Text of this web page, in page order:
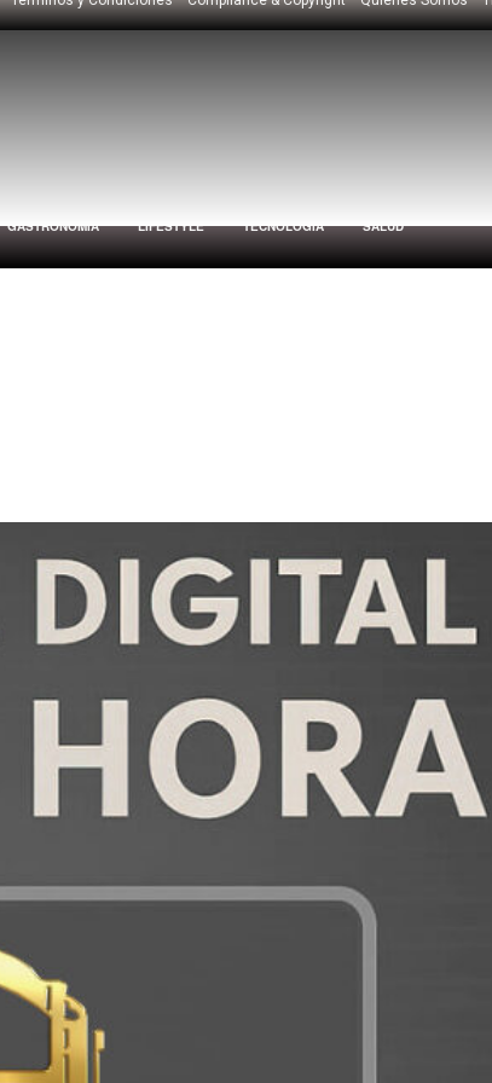
GASTRONOMÍA LIFESTYLE TECNOLOGÍA SALUD